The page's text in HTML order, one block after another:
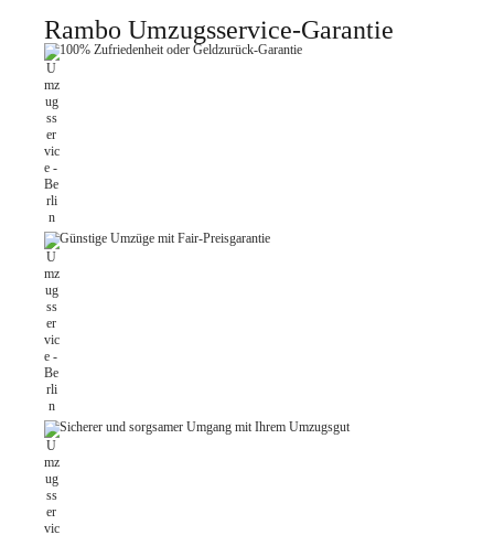
Rambo Umzugsservice-Garantie
100% Zufriedenheit oder Geldzurück-Garantie
Günstige Umzüge mit Fair-Preisgarantie
Sicherer und sorgsamer Umgang mit Ihrem Umzugsgut